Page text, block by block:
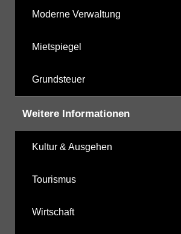
Moderne Verwaltung
Mietspiegel
Grundsteuer
Weitere Informationen
Kultur & Ausgehen
Tourismus
Wirtschaft